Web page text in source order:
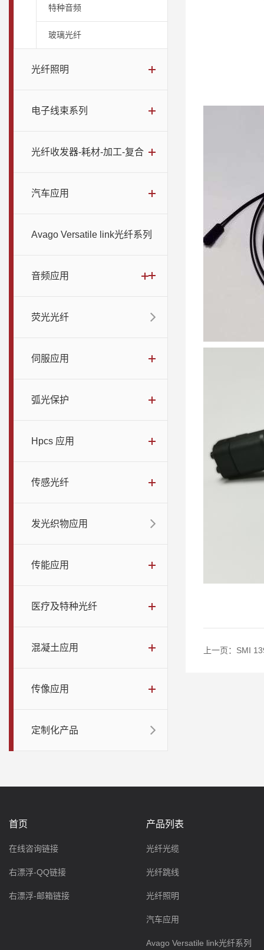
特种音频
玻璃光纤
光纤照明
电子线束系列
光纤收发器-耗材-加工-复合
汽车应用
Avago Versatile link光纤系列
音频应用
荧光光纤
伺服应用
弧光保护
Hpcs 应用
传感光纤
发光织物应用
传能应用
医疗及特种光纤
混凝土应用
传像应用
定制化产品
上一页： SMI
首页
在线咨询链接
右漂浮-QQ链接
右漂浮-邮箱链接
产品列表
光纤光缆
光纤跳线
光纤照明
汽车应用
Avago Versatile link光纤系列